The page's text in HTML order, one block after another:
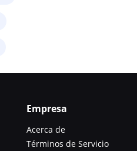
Empresa
Acerca de
Términos de Servicio